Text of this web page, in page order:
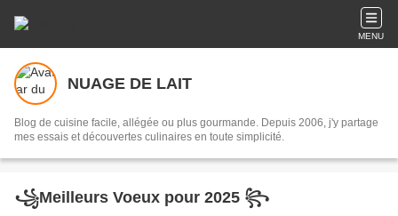
MENU
NUAGE DE LAIT
Blog de cuisine facile, allégée ou plus gourmande. Depuis 2006, j'y partage
mes essais et découvertes culinaires en toute simplicité.
꧁Meilleurs Voeux pour 2025 ꧂